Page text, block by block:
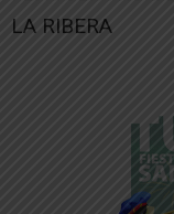
LA RIBERA